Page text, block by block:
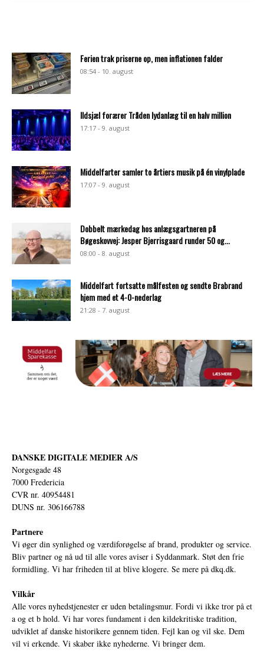
Ferien trak priserne op, men inflationen falder
08:54 - 10. august
Ildsjæl forærer Tråden lydanlæg til en halv million
17:17 - 9. august
Middelfarter samler to årtiers musik på én vinylplade
17:07 - 9. august
Dobbelt mærkedag hos anlægsgartneren på
Bøgeskovvej: Jesper Bjerrisgaard runder 50 og...
08:00 - 8. august
Middelfart fortsatte målfesten og sendte Brabrand
hjem med et 4-0-nederlag
21:28 - 7. august
DANSKE DIGITALE MEDIER A/S
Norgesgade 48
7000 Fredericia
CVR nr. 40954481
DUNS nr. 306166788
Partnere
Vi øger din synlighed og værdiforøgelse af brand, produkter og service.
Bliv partner og nå ud til alle vores aviser i Syddanmark. Støt den frie
formidling. Vi har friheden til at blive klogere. Se mere på dkq.dk.
Vilkår
Alle vores nyhedstjenester er uden betalingsmur. Fordi vi ikke tror på et
a og et b hold. Vi har vores fundament i den kildekritiske tradition,
udviklet af danske historikere gennem tiden. Fejl kan og vil ske. Dem
vil vi erkende. Vi skaber ikke nyhederne. Vi bringer dem.